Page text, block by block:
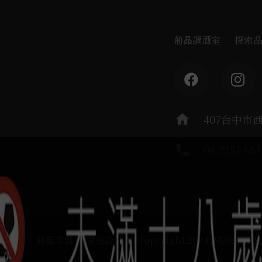
葡晶調酒室 探索
home 407台中市
負責：葡晶洋酒 / 網站設計 Ⓒ Copyright 2024,